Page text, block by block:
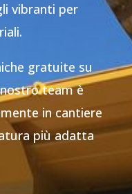
vibranti per
gratuite su
team è
in cantiere
più adatta